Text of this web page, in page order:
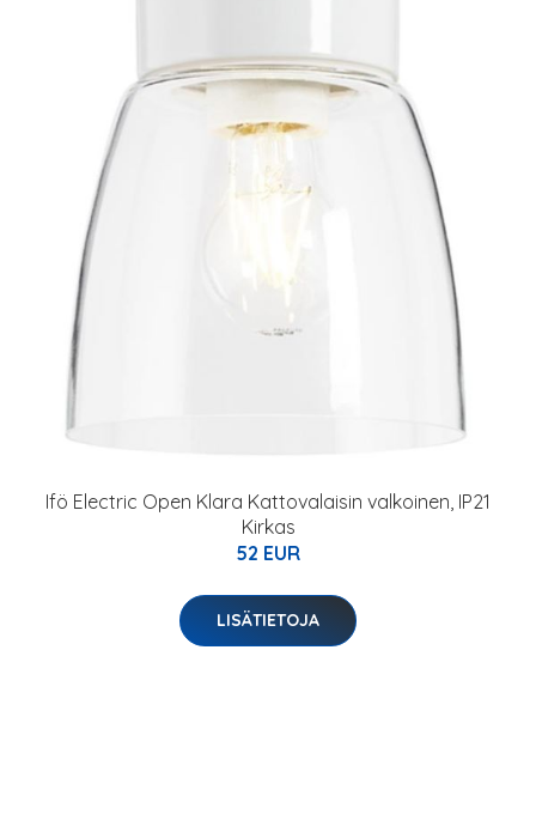
Ifö Electric Open Klara Kattovalaisin valkoinen, IP21
Kirkas
52 EUR
LISÄTIETOJA